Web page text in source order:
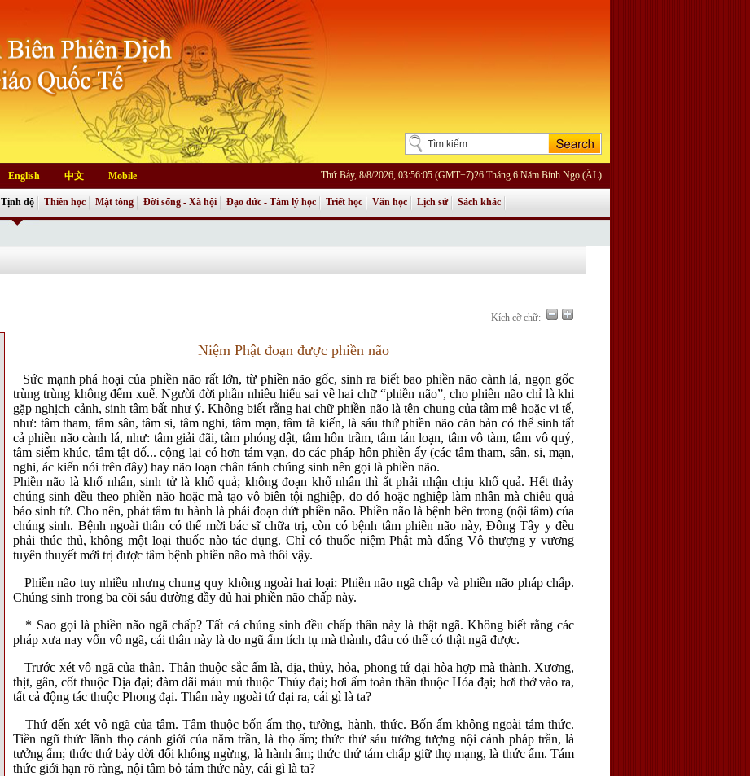
English 中文 Mobile Thứ Bảy, 8/8/2026, 03:56:05 (GMT+7)26 Tháng 6 Năm Bính Ngọ (ÂL)
Tịnh độ Thiền học Mật tông Đời sống - Xã hội Đạo đức - Tâm lý học Triết học Văn học Lịch sử Sách khác
Kích cỡ chữ:
Niệm Phật đoạn được phiền não
Sức mạnh phá hoại của phiền não rất lớn, từ phiền não gốc, sinh ra biết bao phiền não cành lá, ngọn gốc
trùng trùng không đếm xuể. Người đời phần nhiều hiểu sai về hai chữ “phiền não”, cho phiền não chỉ là khi
gặp nghịch cảnh, sinh tâm bất như ý. Không biết rằng hai chữ phiền não là tên chung của tâm mê hoặc vi tế,
như: tâm tham, tâm sân, tâm si, tâm nghi, tâm mạn, tâm tà kiến, là sáu thứ phiền não căn bản có thể sinh tất
cả phiền não cành lá, như: tâm giải đãi, tâm phóng dật, tâm hôn trầm, tâm tán loạn, tâm vô tàm, tâm vô quý,
tâm siểm khúc, tâm tật đố... cộng lại có hơn tám vạn, do các pháp hôn phiền ấy (các tâm tham, sân, si, mạn,
nghi, ác kiến nói trên đây) hay não loạn chân tánh chúng sinh nên gọi là phiền não.
Phiền não là khổ nhân, sinh tử là khổ quả; không đoạn khổ nhân thì ắt phải nhận chịu khổ quả. Hết thảy
chúng sinh đều theo phiền não hoặc mà tạo vô biên tội nghiệp, do đó hoặc nghiệp làm nhân mà chiêu quả
báo sinh tử. Cho nên, phát tâm tu hành là phải đoạn dứt phiền não. Phiền não là bệnh bên trong (nội tâm) của
chúng sinh. Bệnh ngoài thân có thể mời bác sĩ chữa trị, còn có bệnh tâm phiền não này, Đông Tây y đều
phải thúc thủ, không một loại thuốc nào tác dụng. Chỉ có thuốc niệm Phật mà đấng Vô thượng y vương
tuyên thuyết mới trị được tâm bệnh phiền não mà thôi vậy.
Phiền não tuy nhiều nhưng chung quy không ngoài hai loại: Phiền não ngã chấp và phiền não pháp chấp.
Chúng sinh trong ba cõi sáu đường đầy đủ hai phiền não chấp này.
* Sao gọi là phiền não ngã chấp? Tất cả chúng sinh đều chấp thân này là thật ngã. Không biết rằng các
pháp xưa nay vốn vô ngã, cái thân này là do ngũ ấm tích tụ mà thành, đâu có thể có thật ngã được.
Trước xét vô ngã của thân. Thân thuộc sắc ấm là, địa, thủy, hỏa, phong tứ đại hòa hợp mà thành. Xương,
thịt, gân, cốt thuộc Địa đại; đàm dãi máu mủ thuộc Thủy đại; hơi ấm toàn thân thuộc Hỏa đại; hơi thở vào ra,
tất cả động tác thuộc Phong đại. Thân này ngoài tứ đại ra, cái gì là ta?
Thứ đến xét vô ngã của tâm. Tâm thuộc bốn ấm thọ, tưởng, hành, thức. Bốn ấm không ngoài tám thức.
Tiền ngũ thức lãnh thọ cảnh giới của năm trần, là thọ ấm; thức thứ sáu tưởng tượng nội cảnh pháp trần, là
tưởng ấm; thức thứ bảy dời đổi không ngừng, là hành ấm; thức thứ tám chấp giữ thọ mạng, là thức ấm. Tám
thức giới hạn rõ ràng, nội tâm bỏ tám thức này, cái gì là ta?